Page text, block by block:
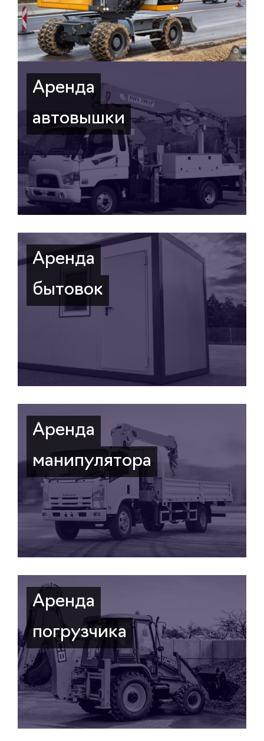
Аренда
автовышки
Аренда
бытовок
Аренда
манипулятора
Аренда
погрузчика